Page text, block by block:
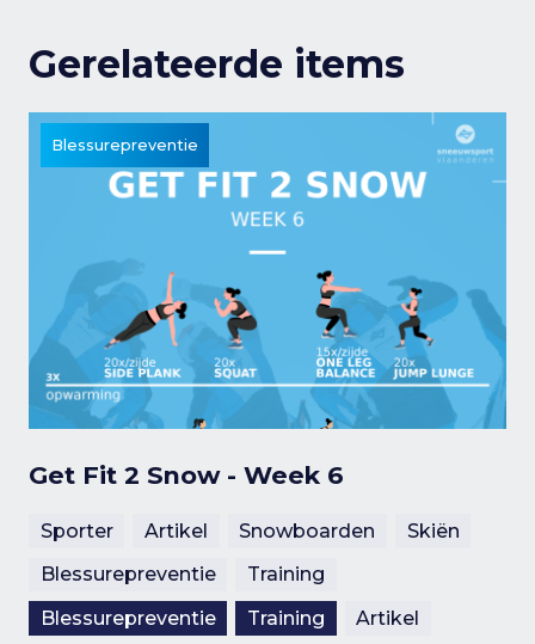
Gerelateerde items
Blessurepreventie
Get Fit 2 Snow - Week 6
Sporter Artikel Snowboarden
Skiën
Blessurepreventie
Training
Blessurepreventie
Training Artikel